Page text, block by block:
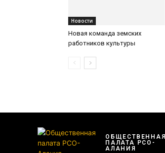
Новости
Новая команда земских
работников культуры
ОБЩЕСТВЕННАЯ
ПАЛАТА РСО-
АЛАНИЯ